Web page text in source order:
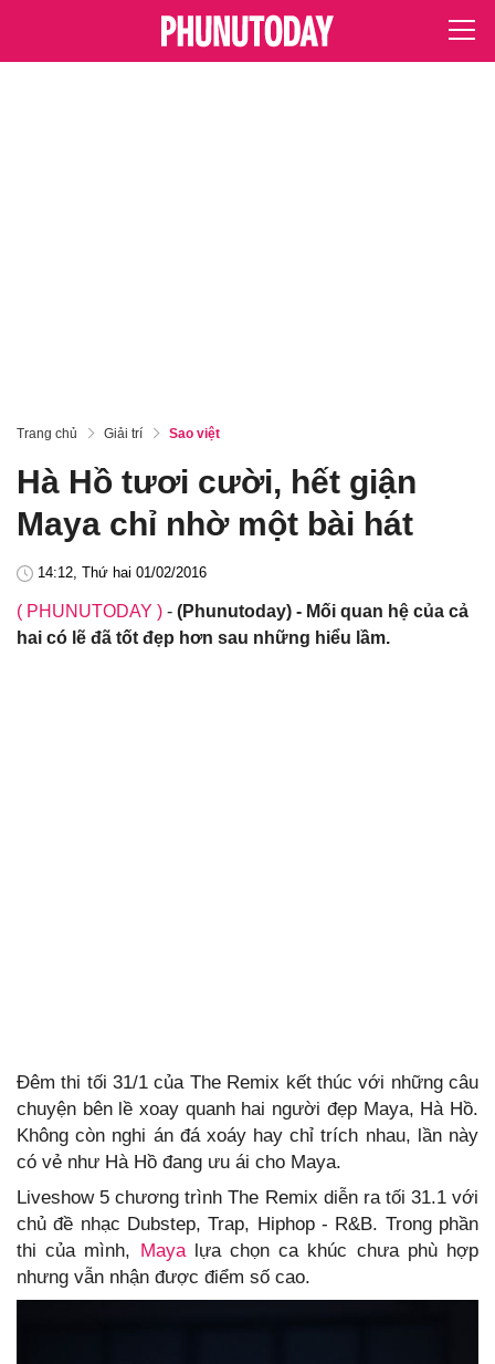
Trang chủ Giải trí Sao việt
Hà Hồ tươi cười, hết giận
Maya chỉ nhờ một bài hát
14:12, Thứ hai 01/02/2016
( PHUNUTODAY ) - (Phunutoday) - Mối quan hệ của cả
hai có lẽ đã tốt đẹp hơn sau những hiểu lầm.
Đêm thi tối 31/1 của The Remix kết thúc với những câu
chuyện bên lề xoay quanh hai người đẹp Maya, Hà Hồ.
Không còn nghi án đá xoáy hay chỉ trích nhau, lần này
có vẻ như Hà Hồ đang ưu ái cho Maya.
Liveshow 5 chương trình The Remix diễn ra tối 31.1 với
chủ đề nhạc Dubstep, Trap, Hiphop - R&B. Trong phần
thi của mình, Mayalựa chọn ca khúc chưa phù hợp
nhưng vẫn nhận được điểm số cao.